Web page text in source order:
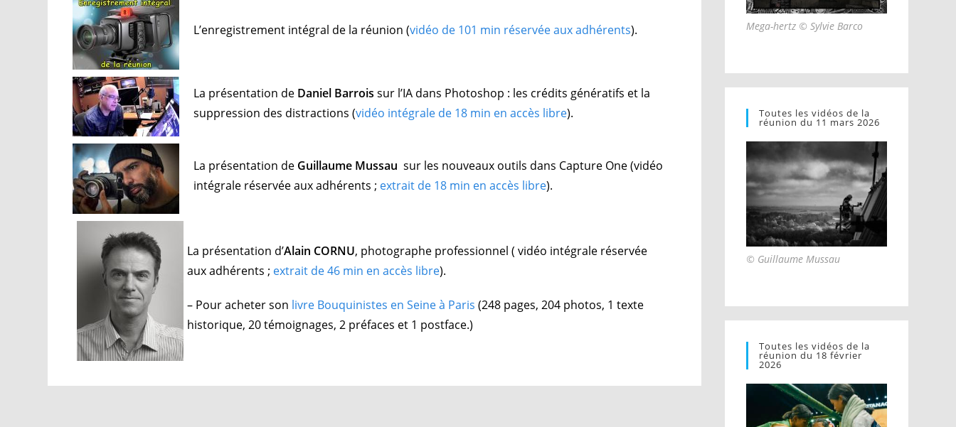
L’enregistrement intégral de la réunion(vidéo de 101 min réservée aux adhérents).
La présentation de Daniel Barrois sur l’IA dans Photoshop : les crédits génératifs et la
suppression des distractions (vidéo intégrale de 18 min en accès libre).
La présentation de Guillaume Mussau sur les nouveaux outils dans Capture One (vidéo
intégrale réservée aux adhérents ; extrait de 18 min en accès libre).
La présentation d’Alain CORNU, photographe professionnel ( vidéo intégrale réservée
aux adhérents ; extrait de 46 min en accès libre).
– Pour acheter son livre Bouquinistes en Seine à Paris (248 pages, 204 photos, 1 texte
historique, 20 témoignages, 2 préfaces et 1 postface.)
Mega-hertz © Sylvie Barco
Toutes les vidéos de la
réunion du 11 mars 2026
© Guillaume Mussau
Toutes les vidéos de la
réunion du 18 février
2026